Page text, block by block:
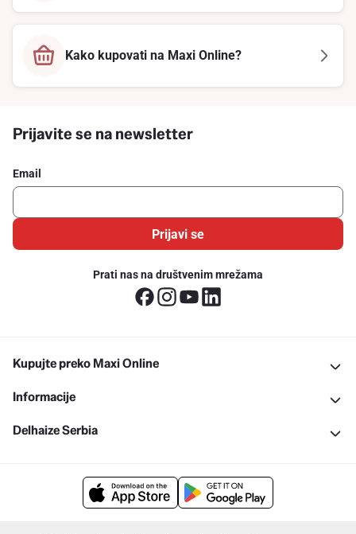
Kako kupovati na Maxi Online?
Prijavite se na newsletter
Email
Prijavi se
Prati nas na društvenim mrežama
Kupujte preko Maxi Online
Informacije
Delhaize Serbia